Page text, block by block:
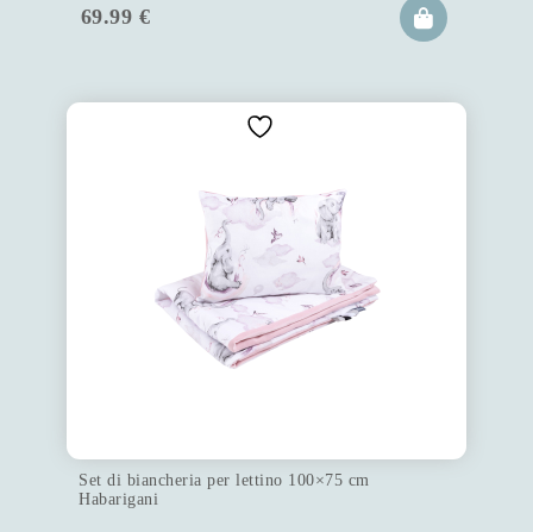
69.99 €
Set di biancheria per lettino 100×75 cm
Habarigani